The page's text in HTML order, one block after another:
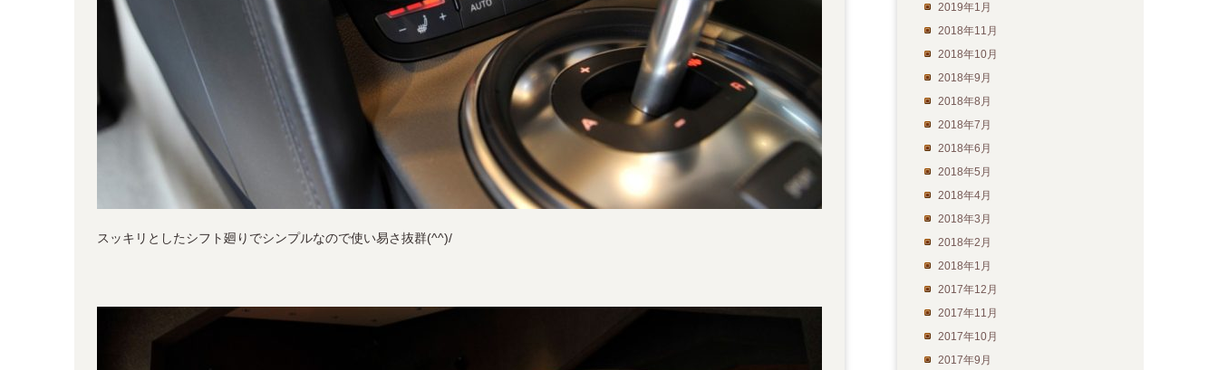
スッキリとしたシフト廻りでシンプルなので使い易さ抜群(^^)/
2019年1月
2018年11月
2018年10月
2018年9月
2018年8月
2018年7月
2018年6月
2018年5月
2018年4月
2018年3月
2018年2月
2018年1月
2017年12月
2017年11月
2017年10月
2017年9月